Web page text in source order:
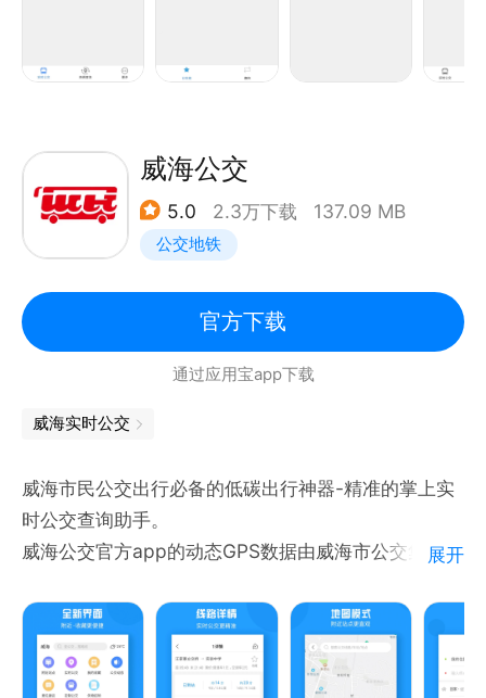
与实际不一致的情况，您可通过对本软件进行反馈，我
延迟，请您予以谅解威海公交
5.0 2.3万下载 137.09 MB
公交地铁
官方下载
通过应用宝app下载
威海实时公交
威海市民公交出行必备的低碳出行神器-精准的掌上实
时公交查询助手。
威海公交官方app的动态GPS数据由威海市公交集团授
交，来威海旅游或者威海出差的人建议提前下载。
手机变身公交电子站牌，乘客秒变公交地图达人，随时
随地查公交车实时位置、公交出行实时路况、提前规划
展开